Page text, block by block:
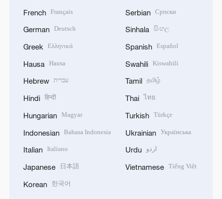
French Français
German Deutsch
Greek Ελληνικά
Hausa Hausa
Hebrew עברית
Hindi हिन्दी
Hungarian Magyar
Indonesian Bahasa Indonesia
Italian Italiano
Japanese 日本語
Korean 한국어
Serbian Српски
Sinhala සිංහල
Spanish Español
Swahili Kiswahili
Tamil தமிழ்
Thai ไทย
Turkish Türkçe
Ukrainian Українська
Urdu اردو
Vietnamese Tiếng Việt